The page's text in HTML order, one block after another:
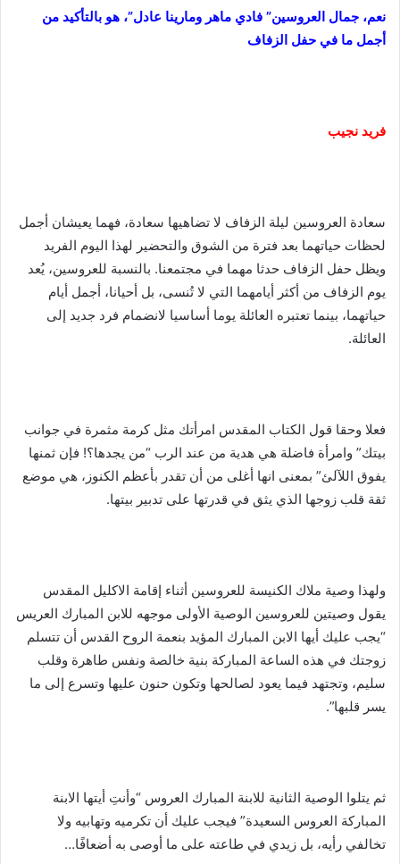
نعم، جمال العروسين” فادي ماهر ومارينا عادل”، هو بالتأكيد من
أجمل ما في حفل الزفاف
فريد نجيب
سعادة العروسين ليلة الزفاف لا تضاهيها سعادة، فهما يعيشان أجمل
لحظات حياتهما بعد فترة من الشوق والتحضير لهذا اليوم الفريد
ويظل حفل الزفاف حدثا مهما في مجتمعنا. بالنسبة للعروسين، يُعد
يوم الزفاف من أكثر أيامهما التي لا تُنسى، بل أحيانا، أجمل أيام
حياتهما، بينما تعتبره العائلة يوما أساسيا لانضمام فرد جديد إلى
العائلة.
فعلا وحقا قول الكتاب المقدس امرأتك مثل كرمة مثمرة في جوانب
بيتك” وامرأة فاضلة هي هدية من عند الرب “من يجدها؟! فإن ثمنها
يفوق اللآلئ” بمعنى انها أغلى من أن تقدر بأعظم الكنوز، هي موضع
ثقة قلب زوجها الذي يثق في قدرتها على تدبير بيتها.
ولهذا وصية ملاك الكنيسة للعروسين أثناء إقامة الاكليل المقدس
يقول وصيتين للعروسين الوصية الأولى موجهه للابن المبارك العريس
“يجب عليك أيها الابن المبارك المؤيد بنعمة الروح القدس أن تتسلم
زوجتك في هذه الساعة المباركة بنية خالصة ونفس طاهرة وقلب
سليم، وتجتهد فيما يعود لصالحها وتكون حنون عليها وتسرع إلى ما
يسر قلبها”.
ثم يتلوا الوصية الثانية للابنة المبارك العروس “وأنتِ أيتها الابنة
المباركة العروس السعيدة” فيجب عليك أن تكرميه وتهابيه ولا
تخالفي رأيه، بل زيدي في طاعته على ما أوصى به أضعافًا…